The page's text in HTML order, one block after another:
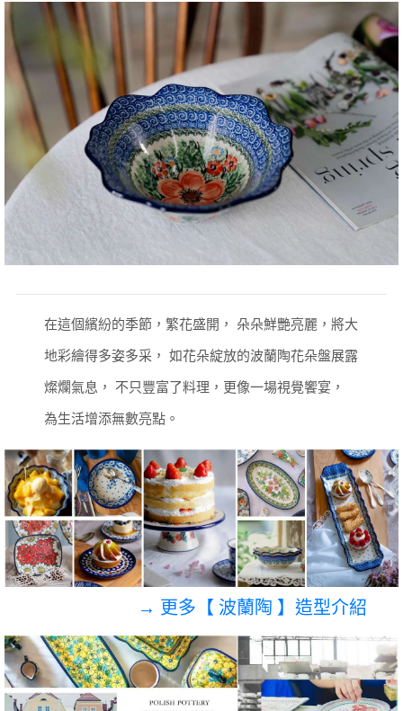
在這個繽紛的季節，繁花盛開， 朵朵鮮艷亮麗，將大
地彩繪得多姿多采， 如花朵綻放的波蘭陶花朵盤展露
燦爛氣息， 不只豐富了料理，更像一場視覺饗宴，
為生活增添無數亮點。
→ 更多【 波蘭陶 】造型介紹